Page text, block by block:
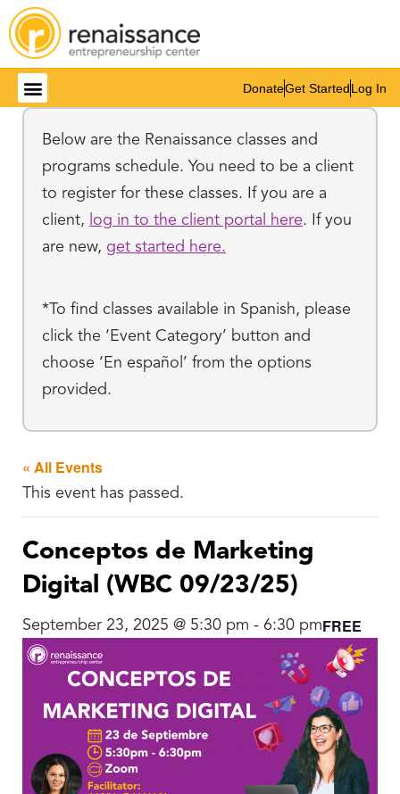
DonateGet StartedLog In
Below are the Renaissance classes and
programs schedule. You need to be a client
to register for these classes. If you are a
client,
log in to the client portal here. If you
are new, get started here.
*To find classes available in Spanish, please
click the ‘Event Category’ button and
choose ‘En español’ from the options
provided.
« All Events
This event has passed.
Conceptos de Marketing
Digital (WBC 09/23/25)
September 23, 2025 @ 5:30 pm - 6:30 pmFREE